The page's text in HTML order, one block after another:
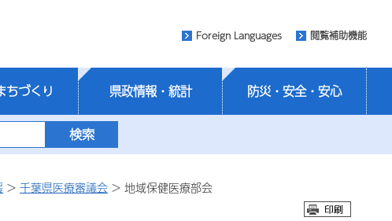
Foreign Languages 閲覧補助機能
ちづくり 県政情報・統計 防災・安全・安心
> 千葉県医療審議会 > 地域保健医療部会